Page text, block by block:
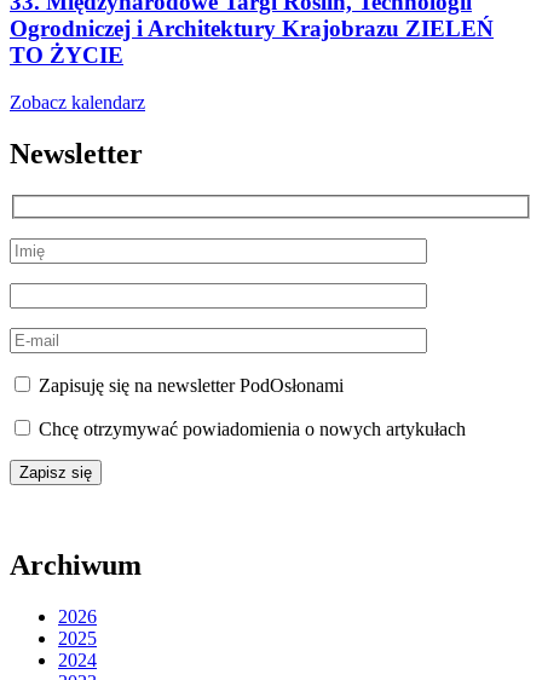
Ogrodniczej i Architektury Krajobrazu ZIELEŃ
TO ŻYCIE
Zobacz kalendarz
Newsletter
Zapisuję się na newsletter PodOsłonami
Chcę otrzymywać powiadomienia o nowych artykułach
Archiwum
2026
2025
2024